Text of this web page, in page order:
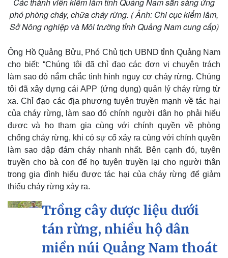
Các thành viên kiểm lâm tỉnh Quảng Nam sẵn sàng ứng
phó phòng cháy, chữa cháy rừng. ( Ảnh: Chi cục kiểm lâm,
Sở Nông nghiệp và Môi trường tỉnh Quảng Nam cung cấp)
Ông Hồ Quảng Bửu, Phó Chủ tịch UBND tỉnh Quảng Nam
cho biết: “Chúng tôi đã chỉ đạo các đơn vị chuyên trách
làm sao đó nắm chắc tình hình nguy cơ cháy rừng. Chúng
tôi đã xây dựng cái APP (ứng dụng) quản lý cháy rừng từ
xa. Chỉ đạo các địa phương tuyên truyền mạnh về tác hại
của cháy rừng, làm sao đó chính người dân họ phải hiểu
được và họ tham gia cùng với chính quyền về phòng
chống cháy rừng, khi có sự cố xảy ra cùng với chính quyền
làm sao dập đám cháy nhanh nhất. Bên cạnh đó, tuyên
truyền cho bà con để họ tuyên truyền lại cho người thân
trong gia đình hiểu được tác hại của cháy rừng để giảm
thiếu cháy rừng xảy ra.
Trồng cây dược liệu dưới
tán rừng, nhiều hộ dân
miền núi Quảng Nam thoát